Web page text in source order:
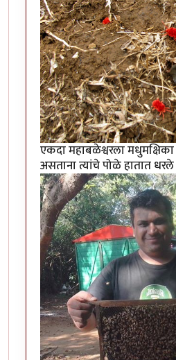
एकदा महाबळेश्वरला
असताना त्यांचे पोळे हातात धरले